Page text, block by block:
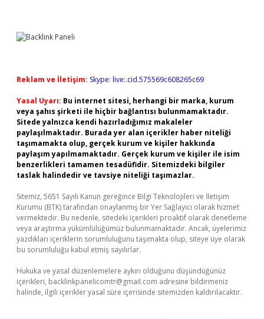
Reklam ve İletişim: Skype: live:.cid.575569c608265c69
Yasal Uyarı: Bu internet sitesi, herhangi bir marka, kurum
veya şahıs şirketi ile hiçbir bağlantısı bulunmamaktadır.
Sitede yalnızca kendi hazırladığımız makaleler
paylaşılmaktadır. Burada yer alan içerikler haber niteliği
taşımamakta olup, gerçek kurum ve kişiler hakkında
paylaşım yapılmamaktadır. Gerçek kurum ve kişiler ile isim
benzerlikleri tamamen tesadüfidir. Sitemizdeki bilgiler
taslak halindedir ve tavsiye niteliği taşımazlar.
Sitemiz, 5651 Sayılı Kanun gereğince Bilgi Teknolojileri ve İletişim
Kurumu (BTK) tarafından onaylanmış bir Yer Sağlayıcı olarak hizmet
vermektedir. Bu nedenle, sitedeki içerikleri proaktif olarak denetleme
veya araştırma yükümlülüğümüz bulunmamaktadır. Ancak, üyelerimiz
yazdıkları içeriklerin sorumluluğunu taşımakta olup, siteye üye olarak
bu sorumluluğu kabul etmiş sayılırlar.
Hukuka ve yasal düzenlemelere aykırı olduğunu düşündüğünüz
içerikleri, backlinkpanelicomtr@gmail.com adresine bildirmeniz
halinde, ilgili içerikler yasal süre içerisinde sitemizden kaldırılacaktır.